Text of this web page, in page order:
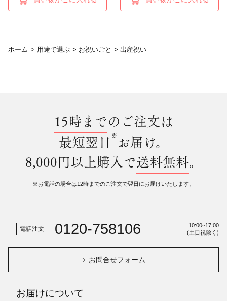
ホーム > 用途で選ぶ > お祝いごと >出産祝い
15時までのご注文は
最短翌日 ※ お届け。
8,000円以上購入で送料無料。
※お電話の場合は12時までのご注文で翌日にお届けいたします。
電話注文 0120-758106
10:00~17:00
(土日祝除く)
お問合せフォーム
お届けについて